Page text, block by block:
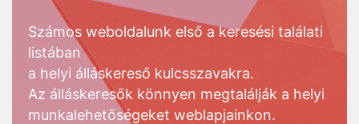
Számos weboldalunk első a keresési találati
listában
a helyi álláskereső kulcsszavakra.
Az álláskeresők könnyen megtalálják a helyi
munkalehetőségeket weblapjainkon.